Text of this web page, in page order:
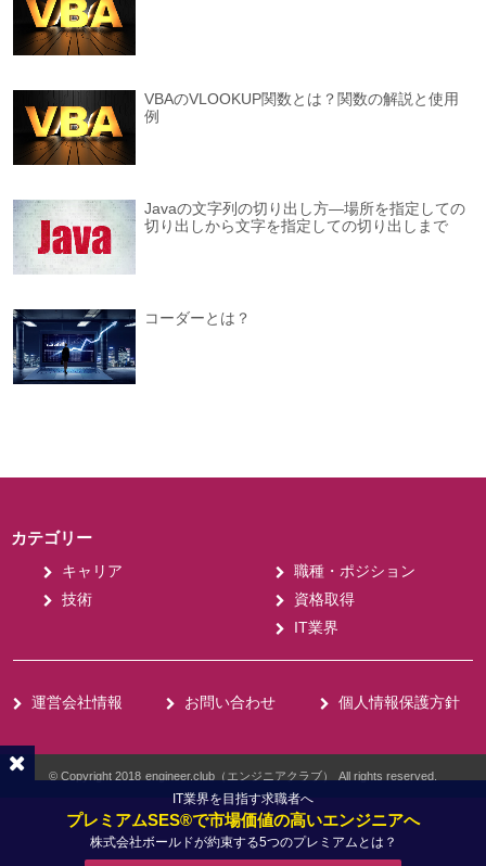
VBAのVLOOKUP関数とは？関数の解説と使用
例
Javaの文字列の切り出し方―場所を指定しての
切り出しから文字を指定しての切り出しまで
コーダーとは？
カテゴリー
キャリア
職種・ポジション
技術
資格取得
IT業界
運営会社情報 お問い合わせ 個人情報保護方針
© Copyright 2018 engineer.club（エンジニアクラブ） All rights reserved.
IT業界を目指す求職者へ
プレミアムSES®で市場価値の高いエンジニアへ
株式会社ボールドが約束する5つのプレミアムとは？